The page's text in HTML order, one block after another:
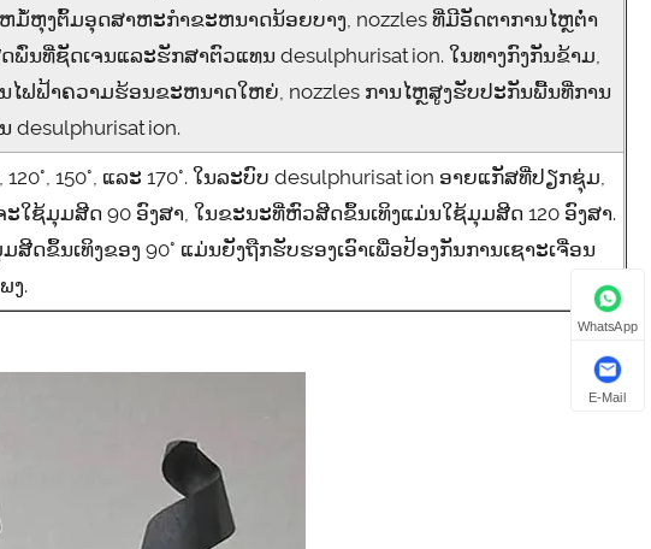
ມໍ້ຫຸງຕົ້ມອຸດສາຫະກໍາຂະຫນາດນ້ອຍບາງ, nozzles ທີ່ມີອັດຕາການໄຫຼຕ່ໍາ
ນທີ່ຊັດເຈນແລະຮັກສາຕົວແທນ desulphurisation. ໃນທາງກົງກັນຂ້າມ,
ນໄຟຟ້າຄວາມຮ້ອນຂະຫນາດໃຫຍ່, nozzles ການໄຫຼສູງຮັບປະກັນພື້ນທີ່ການ
desulphurisation.
150°, ແລະ 170°. ໃນລະບົບ desulphurisation ອາຍແກັສທີ່ປຽກຊຸ່ມ,
ໃຊ້ມຸມສີດ 90 ອົງສາ, ໃນຂະນະທີ່ຫົວສີດຂຶ້ນເທິງແມ່ນໃຊ້ມຸມສີດ 120 ອົງສາ.
ຂຶ້ນເທິງຂອງ 90° ແມ່ນຍັງຖືກຮັບຮອງເອົາເພື່ອປ້ອງກັນການເຊາະເຈື່ອນ
ງ.
WhatsApp
E-Mail